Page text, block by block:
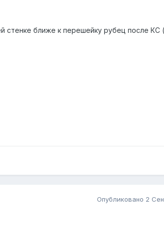
стенке ближе к перешейку рубец после КС
Опубликовано 2